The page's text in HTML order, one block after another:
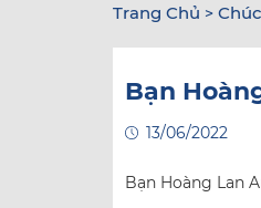
Trang Chủ >
Bạn
13/06/2022
Bạn Hoàng Lan